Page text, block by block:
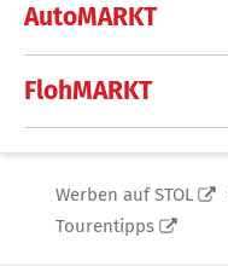
AutoMARKT
FlohMARKT
Werben auf STOL
Tourentipps